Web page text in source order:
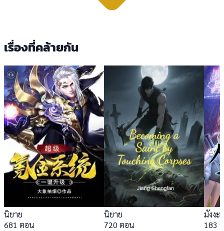
เรื่องที่คล้ายกัน
นิยาย
681 ตอน
นิยาย
720 ตอน
มังงะ
183